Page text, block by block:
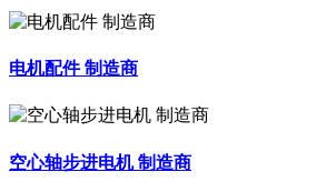
电机配件 制造商
空心轴步进电机 制造商